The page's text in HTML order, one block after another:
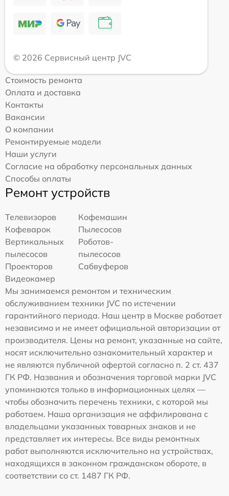
© 2026 Сервисный центр JVC
Стоимость ремонта
Оплата и доставка
Контакты
Вакансии
О компании
Ремонтируемые модели
Наши услуги
Согласие на обработку персональных данных
Способы оплаты
Ремонт устройств
Телевизоров
Кофемашин
Кофеварок
Пылесосов
Вертикальных
пылесосов
Роботов-
пылесосов
Проекторов
Сабвуферов
Видеокамер
Мы занимаемся ремонтом и техническим
обслуживанием техники JVC по истечении
гарантийного периода. Наш центр в Москве работает
независимо и не имеет официальной авторизации от
производителя. Цены на ремонт, указанные на сайте,
носят исключительно ознакомительный характер и
не являются публичной офертой согласно п. 2 ст. 437
ГК РФ. Названия и обозначения торговой марки JVC
упоминаются только в информационных целях —
чтобы обозначить перечень техники, с которой мы
работаем. Наша организация не аффилирована с
владельцами указанных товарных знаков и не
представляет их интересы. Все виды ремонтных
работ выполняются исключительно на устройствах,
находящихся в законном гражданском обороте, в
соответствии со ст. 1487 ГК РФ.